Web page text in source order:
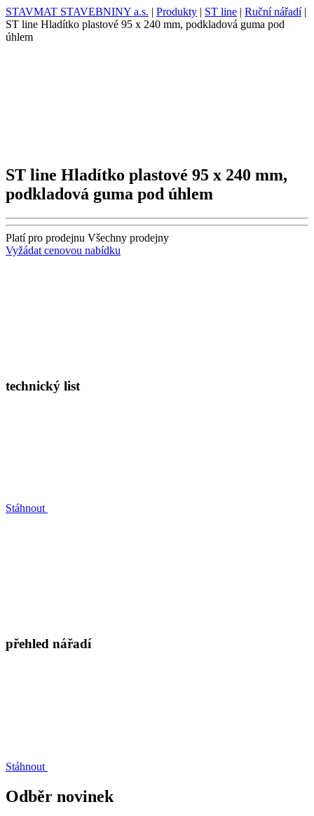
STAVMAT STAVEBNINY a.s. | Produkty | ST line | Ruční nářadí|
ST line Hladítko plastové 95 x 240 mm, podkladová guma pod
úhlem
ST line Hladítko plastové 95 x 240 mm,
podkladová guma pod úhlem
Platí pro prodejnu Všechny prodejny
Vyžádat cenovou nabídku
technický list
Stáhnout
přehled nářadí
Stáhnout
Odběr novinek